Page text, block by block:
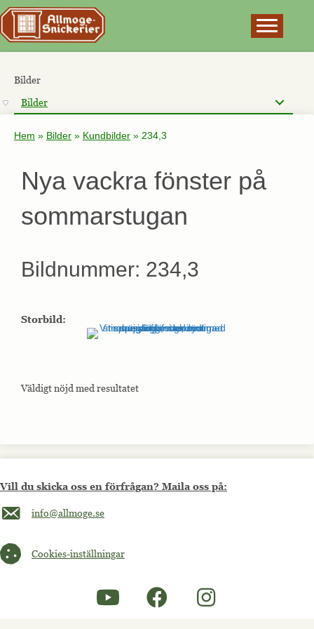
Bilder
Bilder
Hem » Bilder » Kundbilder » 234,3
Nya vackra fönster på
sommarstugan
Bildnummer: 234,3
Storbild:
Väldigt nöjd med resultatet
Vill du skicka oss en förfrågan? Maila oss på:
Maila oss på info@allmoge.se
info@allmoge.se
Cookies-inställningar
Cookies-inställningar